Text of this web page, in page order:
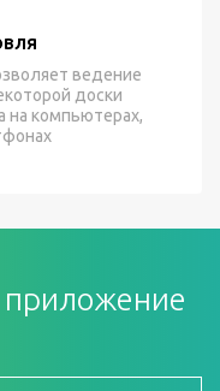
ведение
доски
на компьютерах,
приложение